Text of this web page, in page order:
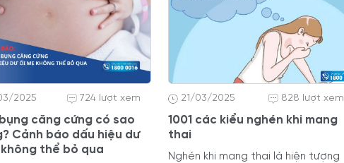
2025 724 lượt xem
căng cứng có sao
Cảnh báo dấu hiệu dư
không thể bỏ qua
21/03/2025 828 lượt xem
1001 các kiểu nghén khi mang
thai
Nghén khi mang thai là hiện tượng